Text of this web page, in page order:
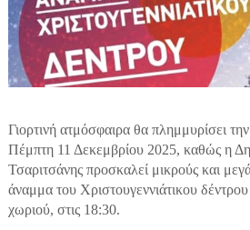
Γιορτινή ατμόσφαιρα θα πλημμυρίσει
Πέμπτη 11 Δεκεμβρίου 2025, καθώς η
Τσαριτσάνης προσκαλεί μικρούς και
άναμμα του Χριστουγεννιάτικου
χωριού, στις 18:30.